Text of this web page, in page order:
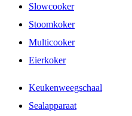
Slowcooker
Stoomkoker
Multicooker
Eierkoker
Keukenweegschaal
Sealapparaat